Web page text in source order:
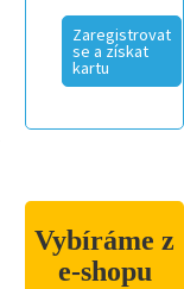
Zaregistrovat
se a získat
kartu
Vybíráme z
e-shopu